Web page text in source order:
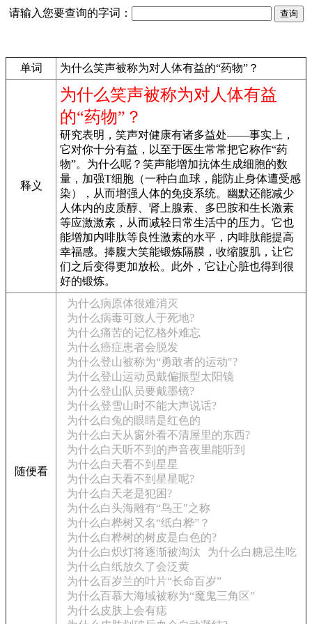
请输入您要查询的字词：
单词 为什么笑声被称为对人体有益的“药物”？
释义
为什么笑声被称为对人体有益
的“药物”？
研究表明，笑声对健康有诸多益处——事实上，
它对你十分有益，以至于医生常常把它称作“药
物”。为什么呢？笑声能增加抗体生成细胞的数
量，加强T细胞（一种白血球，能防止身体遭受感
染），从而增强人体的免疫系统。幽默还能减少
人体内的皮质醇、肾上腺素、多巴胺和生长激素
等应激激素，从而减轻日常生活中的压力。它也
能增加内啡肽等良性激素的水平，内啡肽能提高
幸福感。捧腹大笑能锻炼隔膜，收缩腹肌，让它
们之后变得更加放松。此外，它让心脏也得到很
好的锻炼。
随便看
为什么病原体很难消灭
为什么病毒可致人于死地?
为什么痛苦的记忆格外难忘
为什么癌症患者会脱发
为什么登山被称为“勇敢者的运动"?
为什么登山运动员戴偏振型太阳镜
为什么登山队员要戴墨镜?
为什么登雪山时不能大声说话?
为什么白兔的眼睛是红色的
为什么白天从窗外看不清屋里的东西?
为什么白天听不到的声音夜里能听到
为什么白天看不到星星
为什么白天看不到星星呢?
为什么白天老是犯困?
为什么白头海雕有“鸟王"之称
为什么白桦树又名“纸白桦”？
为什么白桦树的树皮是白色的?
为什么白炽灯将逐渐被淘汰
为什么白糖忌生吃
为什么白纸放久了会泛黄
为什么百岁兰的叶片“长命百岁”
为什么百慕大海域被称为“魔鬼三角区”
为什么皮肤上会有痣